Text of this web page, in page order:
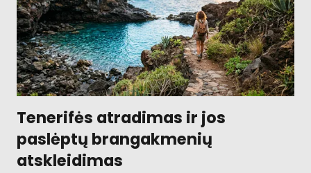
Tenerifės atradimas ir jos
paslėptų brangakmenių
atskleidimas